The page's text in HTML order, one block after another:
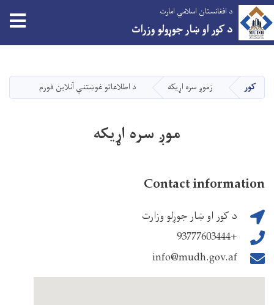
دانګل
د افغانستان اسلامي امارت
د کور او ښار جوړولو وزرات
کور زموږ سره اړیکه د اطلاعاتو غوښتنې آنلاین فورم
موږ سره اړیکه
Contact information
د کور او ښار جوړلو وزارت
+93777603444
info@mudh.gov.af